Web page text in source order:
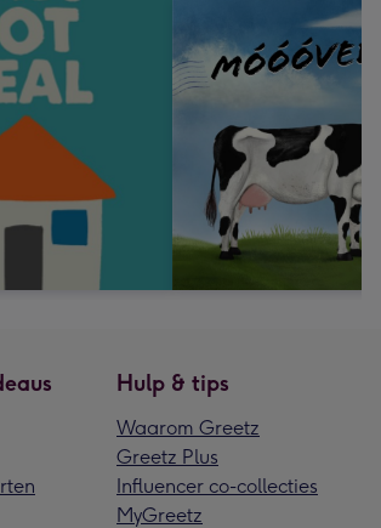
Hulp & tips
Waarom Greetz
Greetz Plus
Influencer co-collecties
MyGreetz